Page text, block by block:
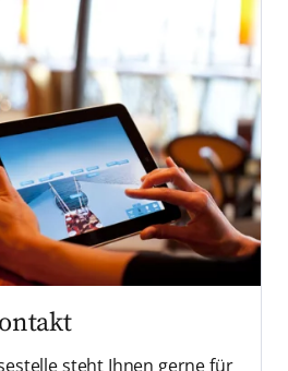
steht Ihnen gerne für